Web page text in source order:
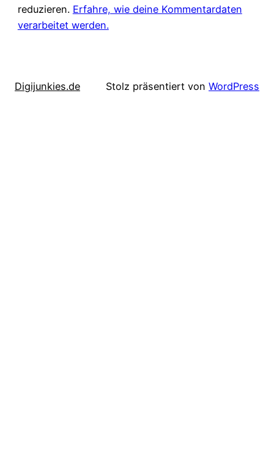
reduzieren. Erfahre, wie deine Kommentardaten
verarbeitet werden.
Digijunkies.de Stolz präsentiert von WordPress